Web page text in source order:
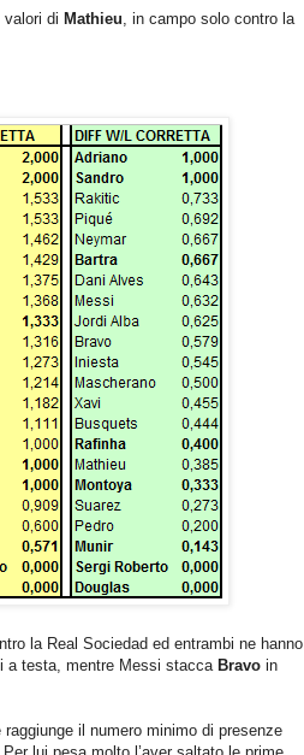
valori di Mathieu, in campo solo contro la
la Real Sociedad ed entrambi ne hanno
a testa, mentre Messi stacca Bravo in
il numero minimo di presenze